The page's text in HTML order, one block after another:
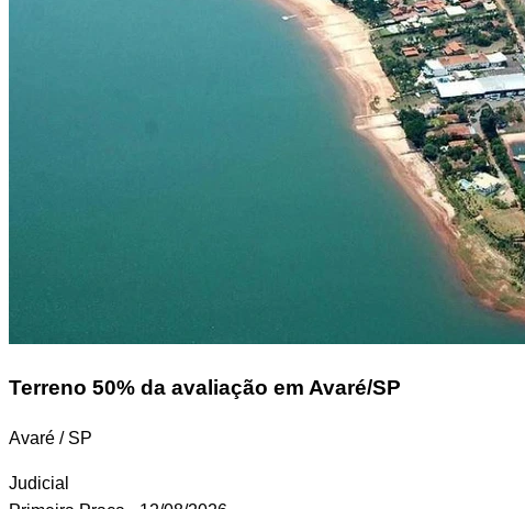
Terreno 50% da avaliação em Avaré/SP
Avaré / SP
Judicial